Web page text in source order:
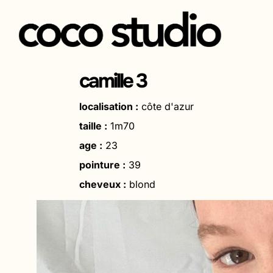
Aller
camille 3
localisation : côte d'azur
taille : 1m70
age : 23
pointure : 39
cheveux : blond